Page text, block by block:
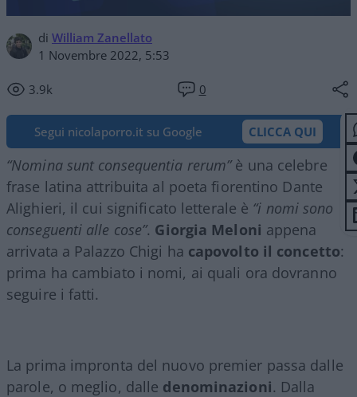
di William Zanellato
1 Novembre 2022, 5:53
3.9k 0
Segui nicolaporro.it su Google CLICCA QUI
“Nomina sunt consequentia rerum”è una celebre
frase latina attribuita al poeta fiorentino Dante
Alighieri, il cui significato letterale è “i nomi sono
conseguenti alle cose”. Giorgia Meloni appena
arrivata a Palazzo Chigi ha capovolto il concetto:
prima ha cambiato i nomi, ai quali ora dovranno
seguire i fatti.
La prima impronta del nuovo premier passa dalle
parole, o meglio, dalle denominazioni. Dalla